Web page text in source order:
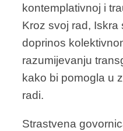
kontemplativnoj i
Kroz svoj rad, Iskra
doprinos
razumijevanju
kako bi pomogla u
radi.
Strastvena